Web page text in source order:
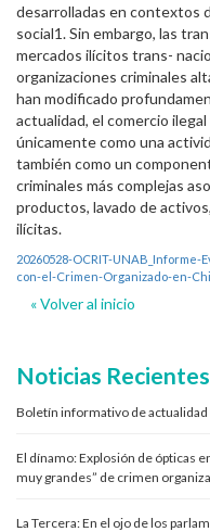
desarrolladas en contextos
social1. Sin embargo, las
mercados ilícitos trans-
organizaciones criminales
han modificado
actualidad, el comercio
únicamente como una
también como un
criminales más complejas
productos, lavado de
ilícitas.
20260528-OCRIT-
con-el-Crimen-Organizado-en-
« Volver al inicio
Noticias Recientes
Boletín informativo de
El dínamo: Explosión de ópticas
muy grandes” de crimen
La Tercera: En el ojo de los